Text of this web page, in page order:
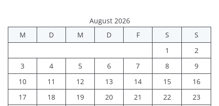
August 2026
M
D M D F S
S
1
2
3
4 5 6 7 8
9
10
11 12 13 14 15
16
17
18 19 20 21 22
23